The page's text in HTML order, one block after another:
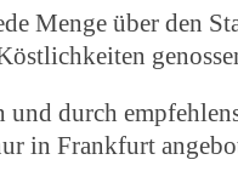
Menge über den
und durch
in Frankfurt